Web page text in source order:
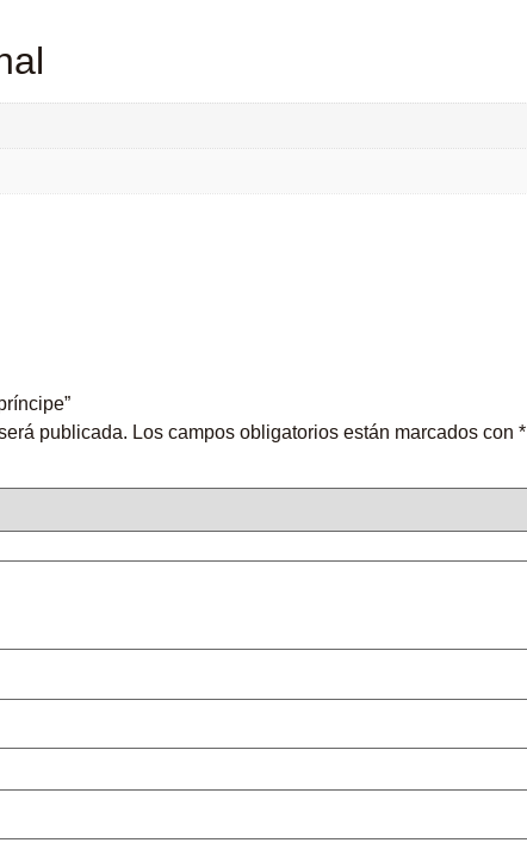
publicada. Los campos obligatorios están marcados con *